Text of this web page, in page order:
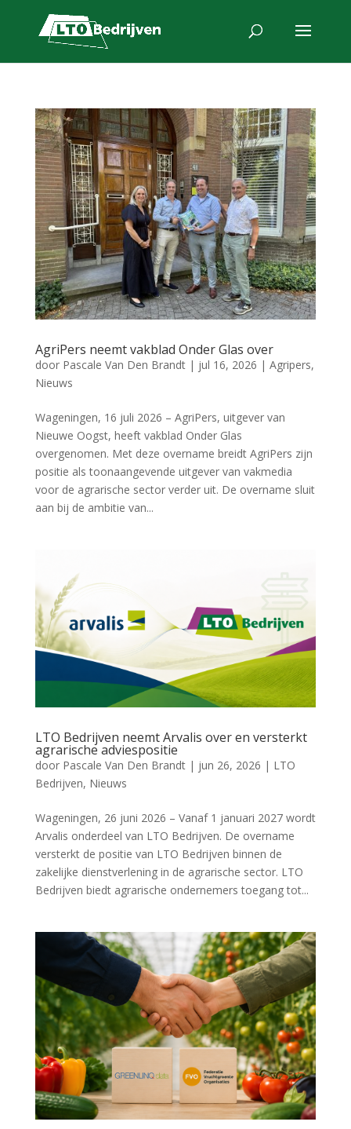
AgriPers neemt vakblad Onder Glas over
door Pascale Van Den Brandt| jul 16, 2026 | Agripers,
Nieuws
Wageningen, 16 juli 2026 – AgriPers, uitgever van
Nieuwe Oogst, heeft vakblad Onder Glas
overgenomen. Met deze overname breidt AgriPers zijn
positie als toonaangevende uitgever van vakmedia
voor de agrarische sector verder uit. De overname sluit
aan bij de ambitie van...
LTO Bedrijven neemt Arvalis over en versterkt
agrarische adviespositie
door Pascale Van Den Brandt| jun 26, 2026 | LTO
Bedrijven, Nieuws
Wageningen, 26 juni 2026 – Vanaf 1 januari 2027 wordt
Arvalis onderdeel van LTO Bedrijven. De overname
versterkt de positie van LTO Bedrijven binnen de
zakelijke dienstverlening in de agrarische sector. LTO
Bedrijven biedt agrarische ondernemers toegang tot...